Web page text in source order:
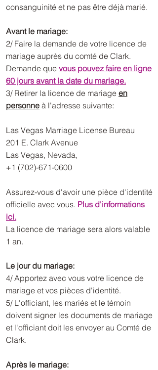
consanguinité et ne pas être déjà marié.
Avant le mariage:
2/ Faire la demande de votre licence de
mariage auprès du comté de Clark.
Demande que vous pouvez faire en ligne
60 jours avant la date du mariage.
3/ Retirer la licence de mariage en
personne à l'adresse suivante:
Las Vegas Marriage License Bureau
201 E. Clark Avenue
Las Vegas, Nevada,
+1 (702)-671-0600
Assurez-vous d'avoir une pièce d'identité
officielle avec vous. Plus d'informations
ici.
La licence de mariage sera alors valable
1 an.
Le jour du mariage:
4/ Apportez avec vous votre licence de
mariage et vos pièces d'identité.
5/ L'officiant, les mariés et le témoin
doivent signer les documents de mariage
et l'officiant doit les envoyer au Comté de
Clark.
Après le mariage: